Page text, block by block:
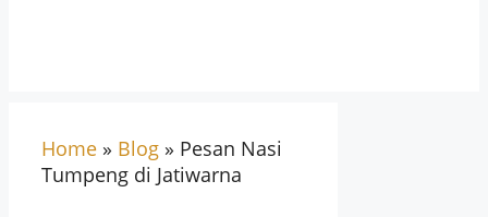
Home » Blog » Pesan Nasi
Tumpeng di Jatiwarna